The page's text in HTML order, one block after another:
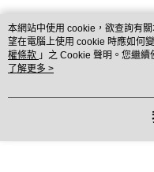
熱門標籤
本網站中使用 cookie，欲查詢有
望在電腦上使用 cookie 時應如何
權條款 」之 Cookie 聲明。您繼
用條款之 Cookie 聲明使用 cookie。
了解更多 >